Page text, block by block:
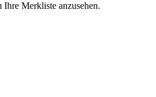
Merkliste anzusehen.